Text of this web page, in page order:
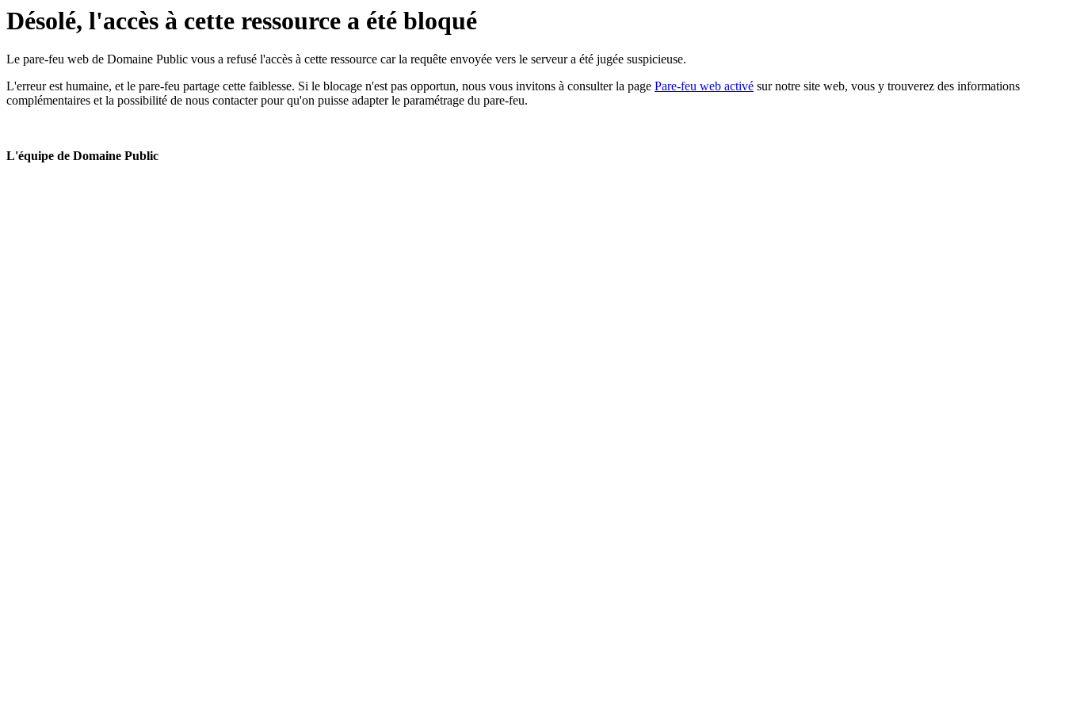
Désolé, l'accès à cette ressource a été bloqué
Le pare-feu web de Domaine Public vous a refusé l'accès à cette ressource car la requête envoyée vers le serveur a été jugée suspicieuse.
L'erreur est humaine, et le pare-feu partage cette faiblesse. Si le blocage n'est pas opportun, nous vous invitons à consulter la page Pare-feu web activé sur notre site web, vous y trouverez des informations
complémentaires et la possibilité de nous contacter pour qu'on puisse adapter le paramétrage du pare-feu.
L'équipe de Domaine Public